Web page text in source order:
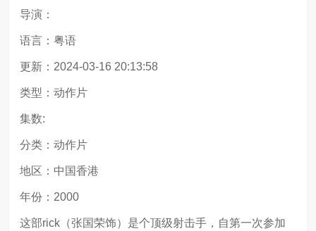
导演：
语言：粤语
更新：2024-03-16 20:13:58
类型：动作片
集数:
分类：动作片
地区：中国香港
年份：2000
这部rick（张国荣饰）是个顶级射击手，自第一次参加